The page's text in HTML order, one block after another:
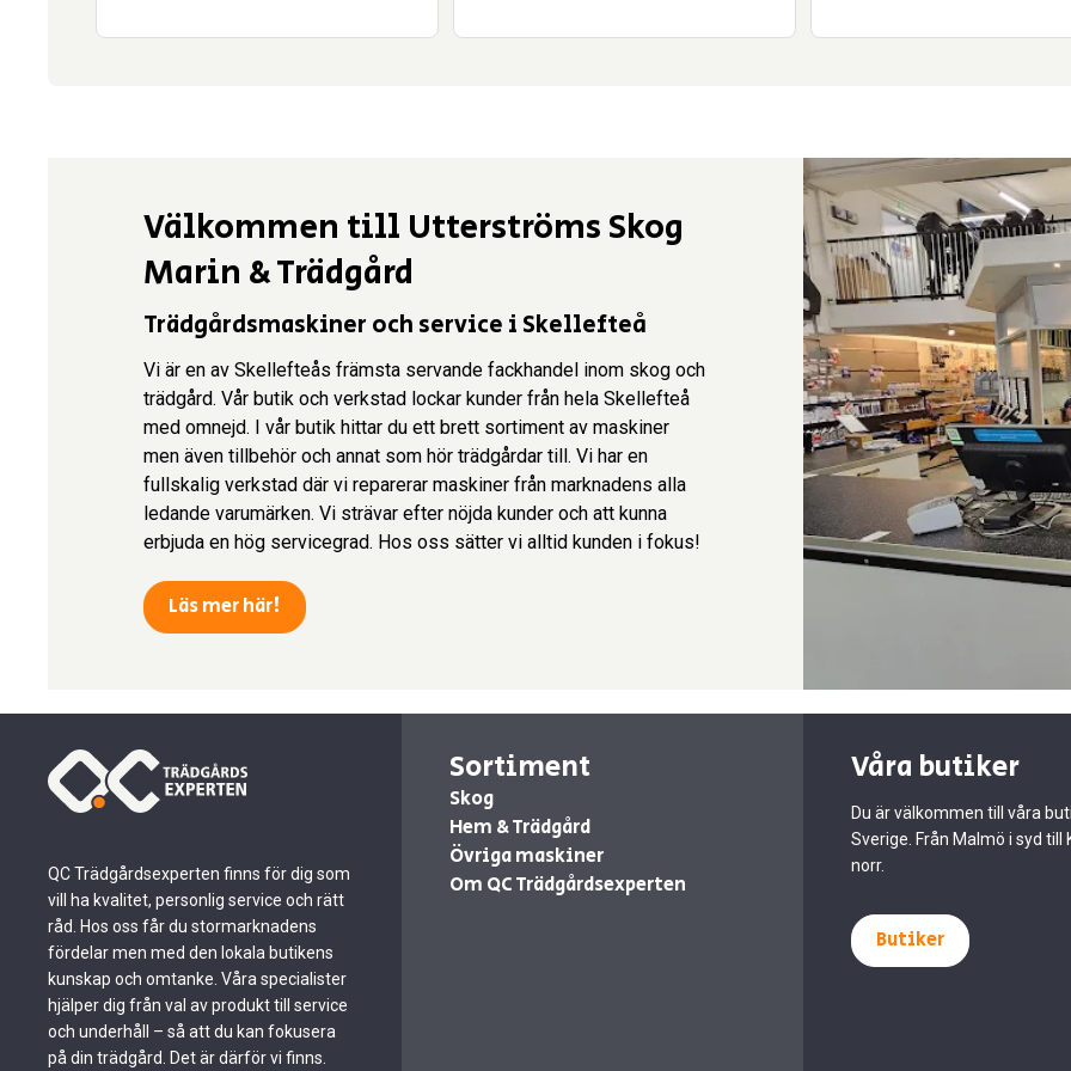
Välkommen till Utterströms Skog
Marin & Trädgård
Trädgårdsmaskiner och service i Skellefteå
Vi är en av Skellefteås främsta servande fackhandel inom skog och
trädgård. Vår butik och verkstad lockar kunder från hela Skellefteå
med omnejd. I vår butik hittar du ett brett sortiment av maskiner
men även tillbehör och annat som hör trädgårdar till. Vi har en
fullskalig verkstad där vi reparerar maskiner från marknadens alla
ledande varumärken. Vi strävar efter nöjda kunder och att kunna
erbjuda en hög servicegrad. Hos oss sätter vi alltid kunden i fokus!
Läs mer här!
QC Trädgårdsexperten finns för dig som
vill ha kvalitet, personlig service och rätt
råd. Hos oss får du stormarknadens
fördelar men med den lokala butikens
kunskap och omtanke. Våra specialister
hjälper dig från val av produkt till service
och underhåll – så att du kan fokusera
på din trädgård. Det är därför vi finns.
Sortiment
Skog
Hem & Trädgård
Övriga maskiner
Om QC Trädgårdsexperten
Våra butiker
Du är välkommen till våra
Sverige. Från Malmö i syd till
norr.
Butiker